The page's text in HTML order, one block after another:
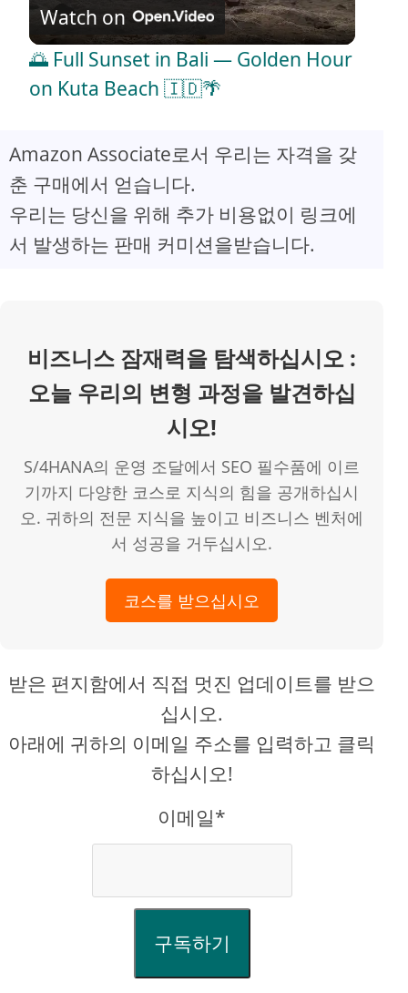
l
a
y
V
i
e
o
Watch on
🌅 Full Sunset in Bali — Golden Hour
on Kuta Beach 🇮🇩🌴
Amazon Associate로서 우리는 자격을 갖
춘 구매에서 얻습니다.
우리는 당신을 위해 추가 비용없이 링크에
서 발생하는 판매 커미션을받습니다.
비즈니스 잠재력을 탐색하십시오 :
오늘 우리의 변형 과정을 발견하십
시오!
S/4HANA의 운영 조달에서 SEO 필수품에 이르
기까지 다양한 코스로 지식의 힘을 공개하십시
오. 귀하의 전문 지식을 높이고 비즈니스 벤처에
서 성공을 거두십시오.
코스를 받으십시오
받은 편지함에서 직접 멋진 업데이트를 받으
십시오.
아래에 귀하의 이메일 주소를 입력하고 클릭
하십시오!
이메일*
구독하기